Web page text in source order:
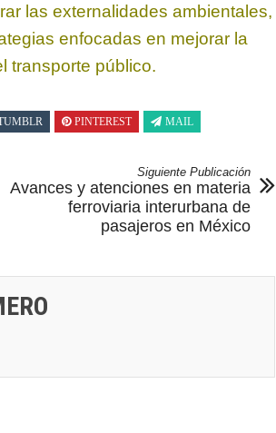
las externalidades ambientales,
enfocadas en mejorar la
transporte público.
PINTEREST MAIL
Siguiente Publicación
Avances y atenciones en materia
ferroviaria interurbana de
pasajeros en México